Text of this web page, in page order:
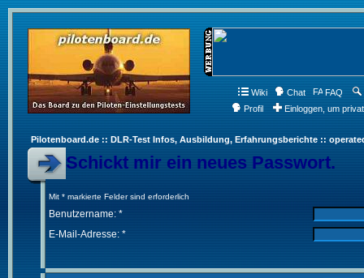
Wiki Chat FAQ
Profil
Einloggen, um
Pilotenboard.de :: DLR-Test Infos, Ausbildung, Erfahrungsberichte ::
Schickt mir ein neues Passwort.
Mit * markierte Felder sind erforderlich
Benutzername: *
E-Mail-Adresse: *